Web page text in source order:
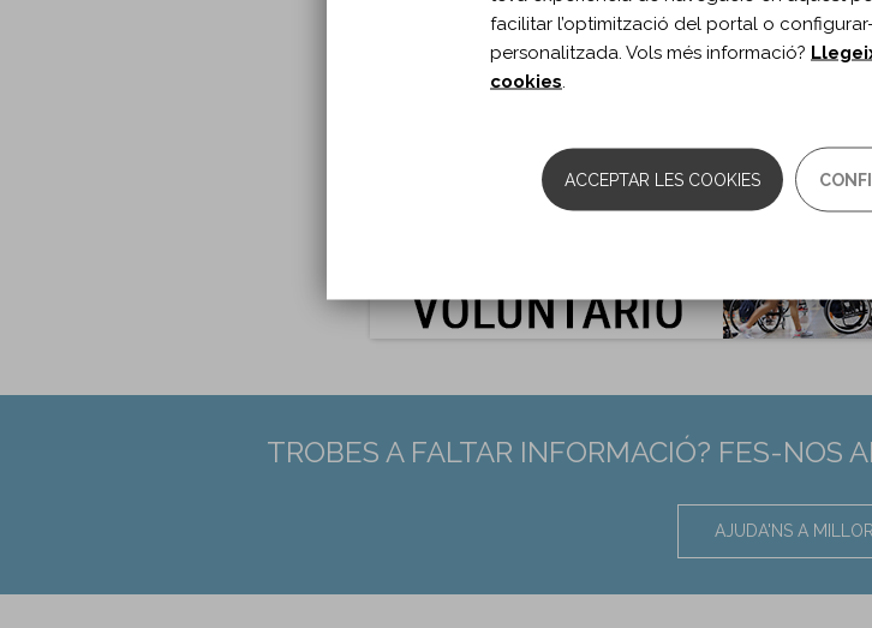
Any publicació: 2025
A:Arch Phys Med Rehabil. 2025;106(1)
Tipus de document:Article
Idioma del document:
10.1016/j.apmr.2024.08.011
39218243
TROBES A FALTAR INFORMACIÓ? FES-NOS
AJUDA'NS A
facilitar l’optimització del portal o
personalitzada. Vols més informació?
cookies
ACCEPTAR LES COOKIES